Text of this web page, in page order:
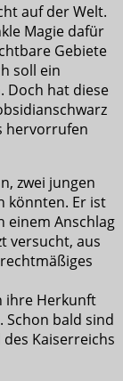
auf der Welt.
Magie dafür
Gebiete
soll ein
Doch hat diese
hervorrufen
zwei jungen
könnten. Er ist
einem Anschlag
versucht, aus
ihre Herkunft
Schon bald sind
Kaiserreichs